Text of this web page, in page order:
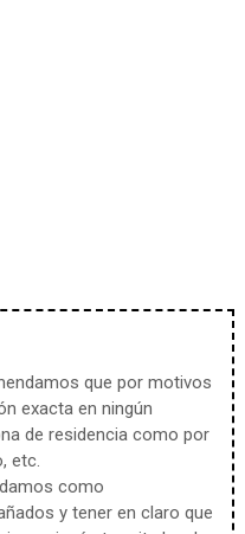
que por motivos
exacta en ningún
de residencia como por
etc.
como
y tener en claro que